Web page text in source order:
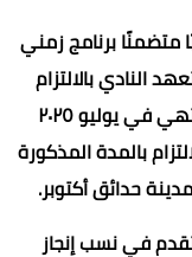
خطابًا متضمنًا برنامج زمني
النادي بالالتزام
بالمدة المذكورة في البرنامج والذي ينتهي في يوليو ٢٠٢٥
بالمدة المذكورة
حدائق أكتوبر.
تقدم في نسب إنجاز